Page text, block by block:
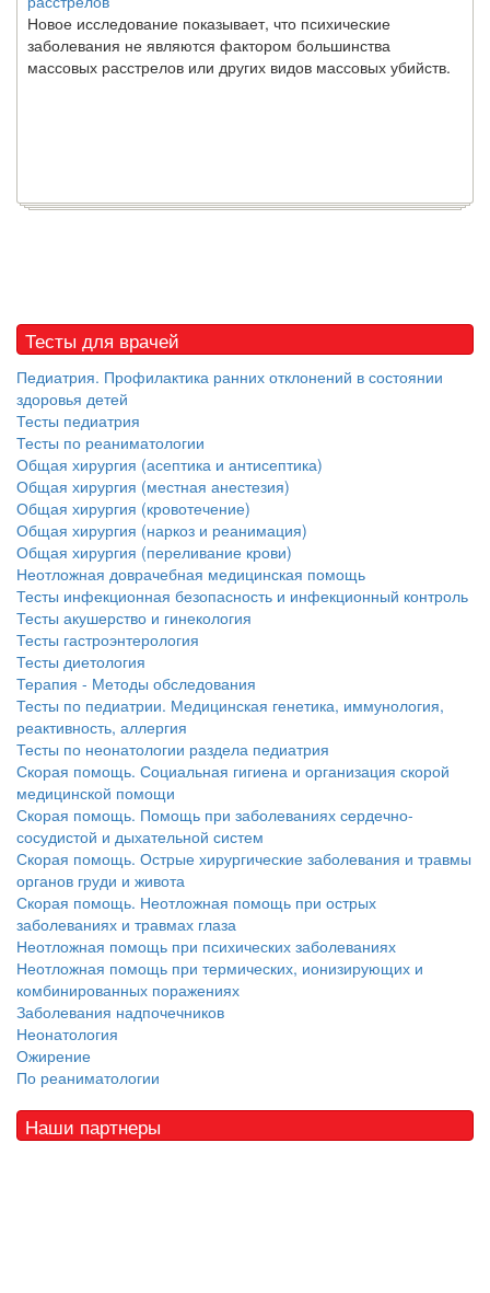
Новое исследование показывает, что психические
заболевания не являются фактором большинства
массовых расстрелов или других видов массовых убийств.
Тесты для врачей
Педиатрия. Профилактика ранних отклонений в состоянии
здоровья детей
Тесты педиатрия
Тесты по реаниматологии
Общая хирургия (асептика и антисептика)
Общая хирургия (местная анестезия)
Общая хирургия (кровотечение)
Общая хирургия (наркоз и реанимация)
Общая хирургия (переливание крови)
Неотложная доврачебная медицинская помощь
Тесты инфекционная безопасность и инфекционный контроль
Тесты акушерство и гинекология
Тесты гастроэнтерология
Тесты диетология
Терапия - Методы обследования
Тесты по педиатрии. Медицинская генетика, иммунология,
реактивность, аллергия
Тесты по неонатологии раздела педиатрия
Скорая помощь. Социальная гигиена и организация скорой
медицинской помощи
Скорая помощь. Помощь при заболеваниях сердечно-
сосудистой и дыхательной систем
Скорая помощь. Острые хирургические заболевания и травмы
органов груди и живота
Скорая помощь. Неотложная помощь при острых
заболеваниях и травмах глаза
Неотложная помощь при психических заболеваниях
Неотложная помощь при термических, ионизирующих и
комбинированных поражениях
Заболевания надпочечников
Неонатология
Ожирение
По реаниматологии
Наши партнеры